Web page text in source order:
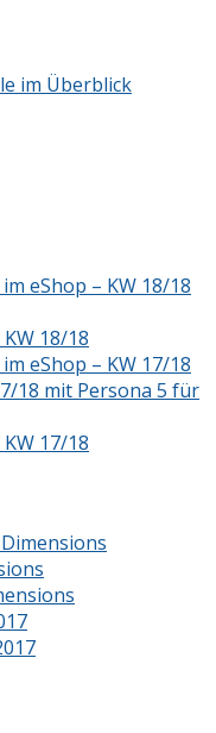
eShop – KW 18/18
18/18
eShop – KW 17/18
18 mit Persona 5 für
17/18
Dimensions